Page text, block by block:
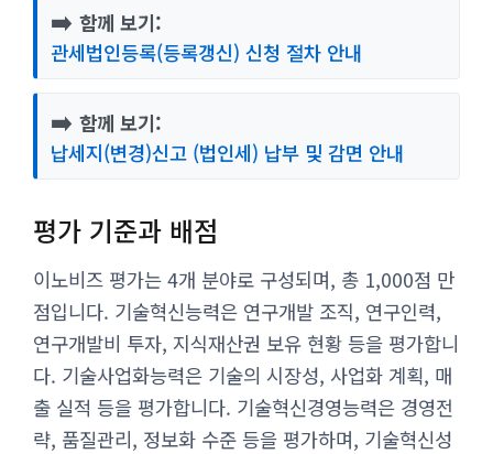
➡️ 함께 보기:
관세법인등록(등록갱신) 신청 절차 안내
➡️ 함께 보기:
납세지(변경)신고 (법인세) 납부 및 감면 안내
평가 기준과 배점
이노비즈 평가는 4개 분야로 구성되며, 총 1,000점 만
점입니다. 기술혁신능력은 연구개발 조직, 연구인력,
연구개발비 투자, 지식재산권 보유 현황 등을 평가합니
다. 기술사업화능력은 기술의 시장성, 사업화 계획, 매
출 실적 등을 평가합니다. 기술혁신경영능력은 경영전
략, 품질관리, 정보화 수준 등을 평가하며, 기술혁신성